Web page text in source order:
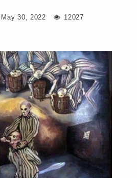
May 30, 2022 12027